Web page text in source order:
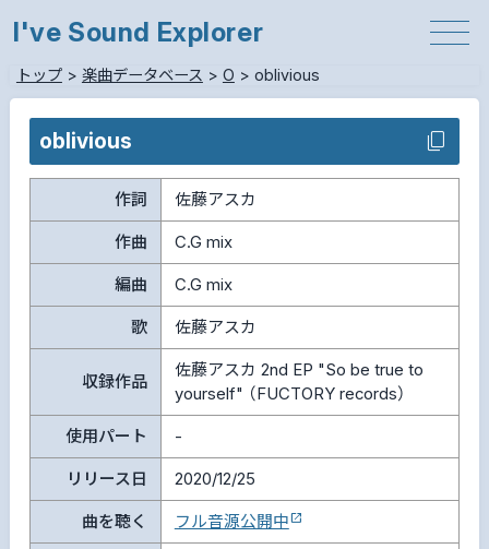
I've Sound Explorer
トップ> 楽曲データベース > O > oblivious
oblivious
作詞 佐藤アスカ
作曲 C.G mix
編曲 C.G mix
歌 佐藤アスカ
収録作品
佐藤アスカ 2nd EP "So be true to
yourself" （FUCTORY records）
使用パート -
リリース日 2020/12/25
曲を聴く フル音源公開中